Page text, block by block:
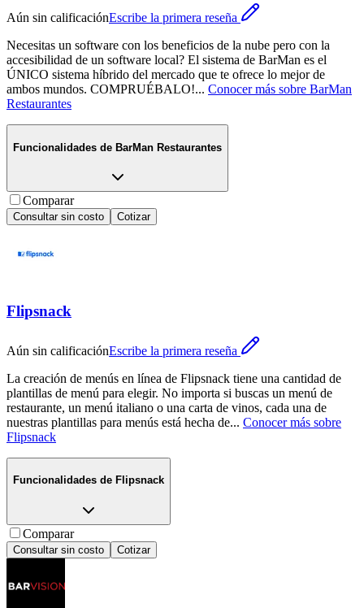
Aún sin calificaciónEscribe la primera reseña
Necesitas un software con los beneficios de la nube pero con la
accesibilidad de un software local? El sistema de BarMan es el
ÚNICO sistema híbrido del mercado que te ofrece lo mejor de
ambos mundos. COMPRUÉBALO!... Conocer más sobre BarMan
Restaurantes
Funcionalidades de BarMan Restaurantes
Comparar
Consultar sin costo Cotizar
Flipsnack
Aún sin calificaciónEscribe la primera reseña
La creación de menús en línea de Flipsnack tiene una cantidad de
plantillas de menú para elegir. No importa si buscas un menú de
restaurante, un menú italiano o una carta de vinos, cada una de
nuestras plantillas para menús está hecha de... Conocer más sobre
Flipsnack
Funcionalidades de Flipsnack
Comparar
Consultar sin costo Cotizar